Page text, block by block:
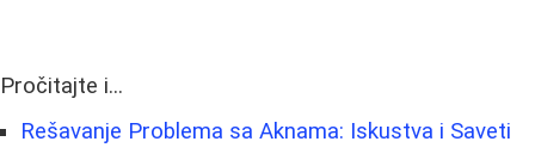
Pročitajte i...
Rešavanje Problema sa Aknama: Iskustva i Saveti